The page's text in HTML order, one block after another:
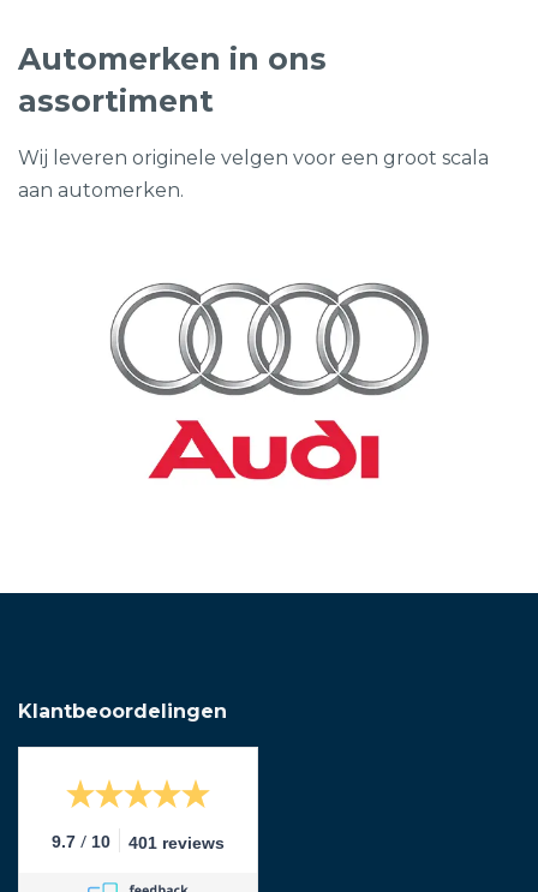
Automerken in ons
assortiment
Wij leveren originele velgen voor een groot scala
aan automerken.
Klantbeoordelingen
9.7 / 10 401 reviews